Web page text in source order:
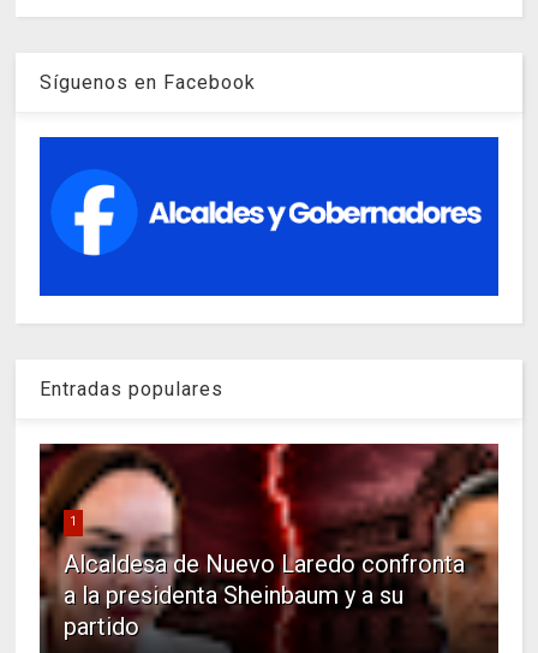
Síguenos en Facebook
Entradas populares
1
Alcaldesa de Nuevo Laredo confronta
a la presidenta Sheinbaum y a su
partido